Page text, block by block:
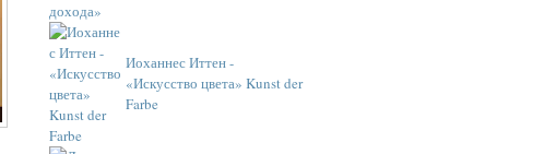
Иоханнес Иттен -
«Искусство цвета» Kunst der
Farbe